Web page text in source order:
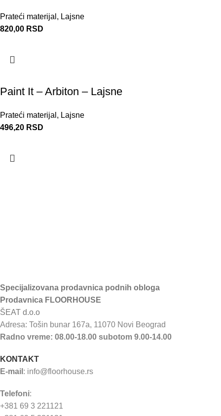
Prateći materijal , Lajsne
820,00 RSD
Paint It – Arbiton – Lajsne
Prateći materijal , Lajsne
496,20 RSD
Specijalizovana prodavnica podnih obloga
Prodavnica FLOORHOUSE
ŠEAT d.o.o
Adresa: Tošin bunar 167a, 11070 Novi Beograd
Radno vreme: 08.00-18.00 subotom 9.00-14.00
KONTAKT
E-mail : info@floorhouse.rs
Telefoni:
+381 69 3 221121